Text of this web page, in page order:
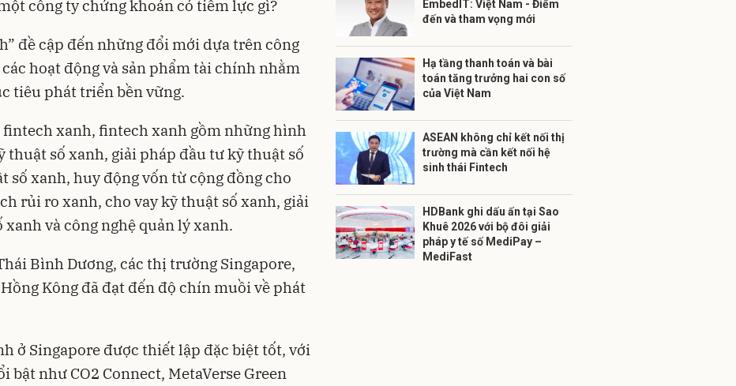
công ty chứng khoán có tiềm lực gì?
đề cập đến những đổi mới dựa trên công
hoạt động và sản phẩm tài chính nhằm
tiêu phát triển bền vững.
fintech xanh, fintech xanh gồm những hình
số xanh, giải pháp đầu tư kỹ thuật số
số xanh, huy động vốn từ cộng đồng cho
rủi ro xanh, cho vay kỹ thuật số xanh, giải
và công nghệ quản lý xanh.
Bình Dương, các thị trường Singapore,
Kông đã đạt đến độ chín muồi về phát
ở Singapore được thiết lập đặc biệt tốt, với
bật như CO2 Connect, MetaVerse Green
EmbedIT: Việt Nam - Điểm
đến và tham vọng mới
Hạ tầng thanh toán và bài
toán tăng trưởng hai con số
của Việt Nam
ASEAN không chỉ kết nối thị
trường mà cần kết nối hệ
sinh thái Fintech
HDBank ghi dấu ấn tại Sao
Khuê 2026 với bộ đôi giải
pháp y tế số MediPay –
MediFast